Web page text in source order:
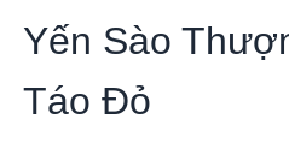
CHÍNH
SÁCH
BÁN
Yến Sào
Táo Đỏ